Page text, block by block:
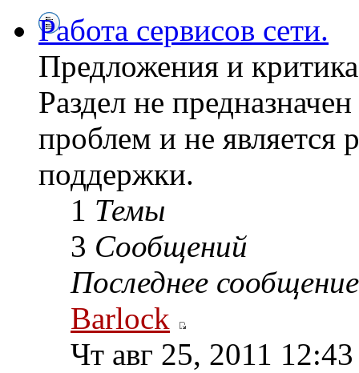
Работа сервисов сети.
Предложения и
Раздел не
проблем и не является
поддержки.
1 Темы
3 Сообщений
Последнее сообщение
Barlock
Чт авг 25, 2011